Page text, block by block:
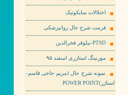
اختلالات سایکوتیک
فرمت شرح حال روانپزشکی
PTSD-نیلوفر فخرالدین
مورنینگ استاژری اسفند ۹۵
نمونه شرح حال (مریم حاجی قاسم-
استاژر)POWER POINT